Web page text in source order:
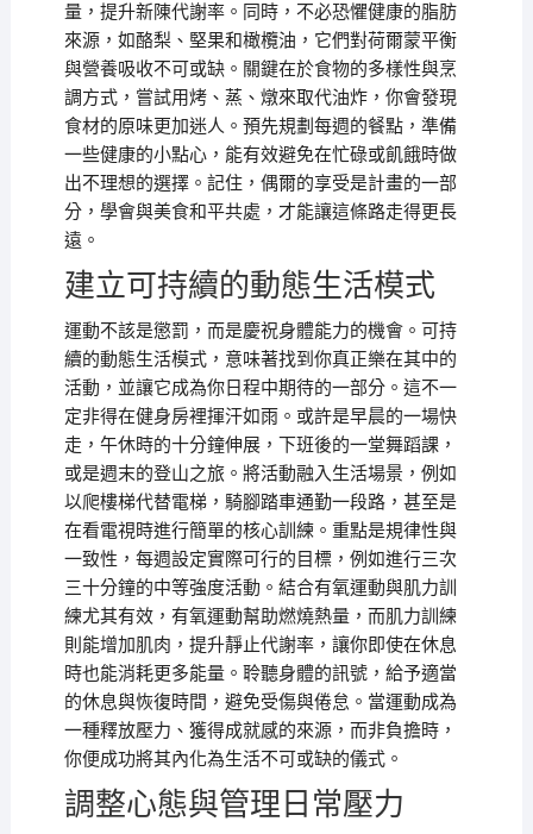
量，提升新陳代謝率。同時，不必恐懼健康的脂肪
來源，如酪梨、堅果和橄欖油，它們對荷爾蒙平衡
與營養吸收不可或缺。關鍵在於食物的多樣性與烹
調方式，嘗試用烤、蒸、燉來取代油炸，你會發現
食材的原味更加迷人。預先規劃每週的餐點，準備
一些健康的小點心，能有效避免在忙碌或飢餓時做
出不理想的選擇。記住，偶爾的享受是計畫的一部
分，學會與美食和平共處，才能讓這條路走得更長
遠。
建立可持續的動態生活模式
運動不該是懲罰，而是慶祝身體能力的機會。可持
續的動態生活模式，意味著找到你真正樂在其中的
活動，並讓它成為你日程中期待的一部分。這不一
定非得在健身房裡揮汗如雨。或許是早晨的一場快
走，午休時的十分鐘伸展，下班後的一堂舞蹈課，
或是週末的登山之旅。將活動融入生活場景，例如
以爬樓梯代替電梯，騎腳踏車通勤一段路，甚至是
在看電視時進行簡單的核心訓練。重點是規律性與
一致性，每週設定實際可行的目標，例如進行三次
三十分鐘的中等強度活動。結合有氧運動與肌力訓
練尤其有效，有氧運動幫助燃燒熱量，而肌力訓練
則能增加肌肉，提升靜止代謝率，讓你即使在休息
時也能消耗更多能量。聆聽身體的訊號，給予適當
的休息與恢復時間，避免受傷與倦怠。當運動成為
一種釋放壓力、獲得成就感的來源，而非負擔時，
你便成功將其內化為生活不可或缺的儀式。
調整心態與管理日常壓力